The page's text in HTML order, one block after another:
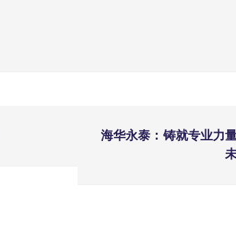
海华永泰：铸就专业力